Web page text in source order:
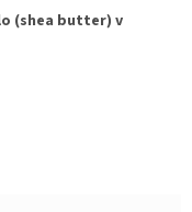
(shea butter) v